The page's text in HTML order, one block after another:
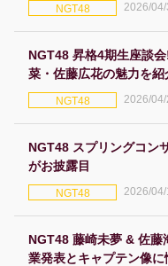
NGT48 2026/04/
NGT48 昇格4期生座談
菜・佐藤広花の魅力を紹
NGT48 2026/04/
NGT48 スプリングコン
がお披露目
NGT48 2026/04/
NGT48 藤崎未夢 & 佐藤
業発表とキャプテン像に